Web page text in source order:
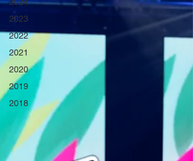
2023
2022
2021
2020
2019
2018